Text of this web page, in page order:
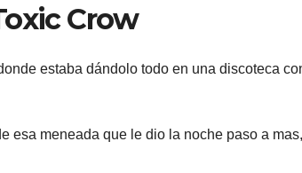
Crow
estaba dándolo todo en una discoteca
esa meneada que le dio la noche paso a